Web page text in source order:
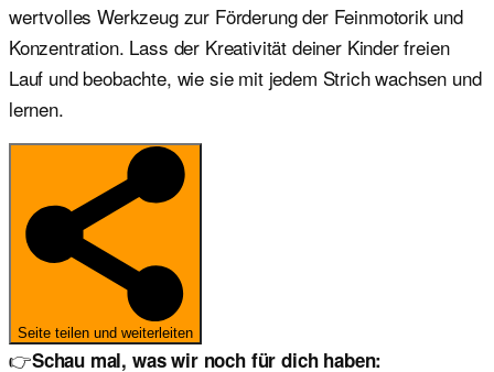
wertvolles Werkzeug zur Förderung der Feinmotorik und
Konzentration. Lass der Kreativität deiner Kinder freien
Lauf und beobachte, wie sie mit jedem Strich wachsen und
lernen.
Seite teilen und weiterleiten
👉Schau mal, was wir noch für dich haben: